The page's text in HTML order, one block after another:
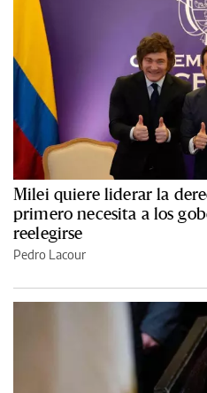
Milei quiere liderar la
primero necesita a los
reelegirse
Pedro Lacour